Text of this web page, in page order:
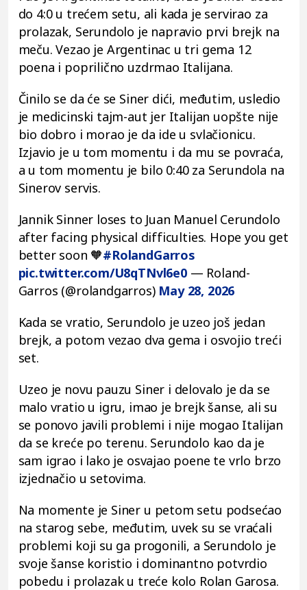
do 4:0 u trećem setu, ali kada je servirao za
prolazak, Serundolo je napravio prvi brejk na
meču. Vezao je Argentinac u tri gema 12
poena i poprilično uzdrmao Italijana.
Činilo se da će se Siner dići, međutim, usledio
je medicinski tajm-aut jer Italijan uopšte nije
bio dobro i morao je da ide u svlačionicu.
Izjavio je u tom momentu i da mu se povraća,
a u tom momentu je bilo 0:40 za Serundola na
Sinerov servis.
Jannik Sinner loses to Juan Manuel Cerundolo
after facing physical difficulties. Hope you get
better soon 🧡#RolandGarros
pic.twitter.com/U8qTNvl6e0— Roland-
Garros (@rolandgarros) May 28, 2026
Kada se vratio, Serundolo je uzeo još jedan
brejk, a potom vezao dva gema i osvojio treći
set.
Uzeo je novu pauzu Siner i delovalo je da se
malo vratio u igru, imao je brejk šanse, ali su
se ponovo javili problemi i nije mogao Italijan
da se kreće po terenu. Serundolo kao da je
sam igrao i lako je osvajao poene te vrlo brzo
izjednačio u setovima.
Na momente je Siner u petom setu podsećao
na starog sebe, međutim, uvek su se vraćali
problemi koji su ga progonili, a Serundolo je
svoje šanse koristio i dominantno potvrdio
pobedu i prolazak u treće kolo Rolan Garosa.